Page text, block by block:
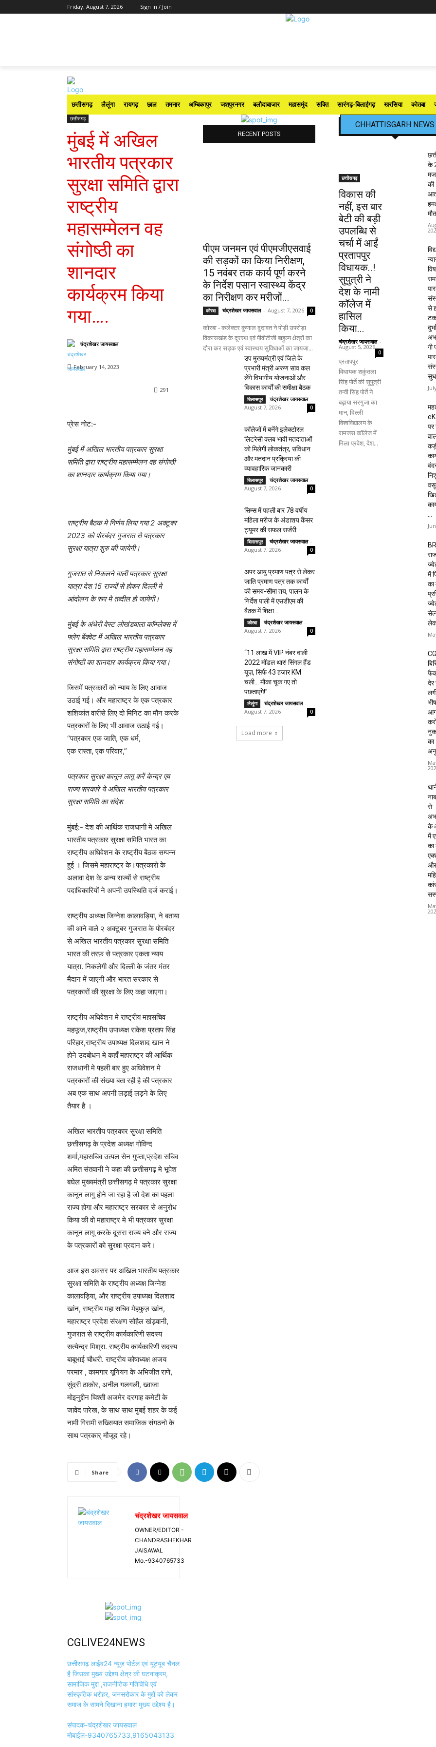
Friday, August 7, 2026 Sign in / Join
छत्तीसगढ़ लैलूंगा रायगढ़ छाल तमनार अम्बिकापुर जशपुरनगर बलौदाबाजार महासमुंद सक्ति सारंगढ़-बिलाईगढ़ खरसिया कोतबा
छत्तीसगढ़
मुंबई में अखिल
भारतीय पत्रकार
सुरक्षा समिति द्वारा
राष्ट्रीय
महासम्मेलन वह
संगोष्ठी का
शानदार
कार्यक्रम किया
गया….
चंद्रशेखर जायसवाल
February 14, 2023
291
प्रेस नोट:-
मुंबई में अखिल भारतीय पत्रकार सुरक्षा
समिति द्वारा राष्ट्रीय महासम्मेलन वह संगोष्ठी
का शानदार कार्यक्रम किया गया।
राष्ट्रीय बैठक मे निर्णय लिया गया 2 अक्टूबर
2023 को पोरबंदर गुजरात से पत्रकार
सुरक्षा यात्रा शुरु की जायेगी।
गुजरात से निकलने वाली पत्रकार सुरक्षा
यात्रा देश 15 राज्यों से होकर दिल्ली मे
आंदोलन के रूप मे तब्दील हो जायेगी।
मुंबई के अंधेरी वेस्ट लोखंडवाला कॉम्प्लेक्स में
फ्लेग बेंक्वेट में अखिल भारतीय पत्रकार
सुरक्षा समिति द्वारा राष्ट्रीय महासम्मेलन वह
संगोष्ठी का शानदार कार्यक्रम किया गया।
जिसमें पत्रकारों को न्याय के लिए आवाज
उठाई गई। और महाराष्ट्र के एक पत्रकार
शशिकांत वारीसे लिए दो मिनिट का मौन करके
पत्रकारों के लिए भी आवाज उठाई गई।
“पत्रकार एक जाति, एक धर्म,
एक रास्ता, एक परिवार,”
पत्रकार सुरक्षा कानून लागू करें केन्द्र एव
राज्य सरकारे ये अखिल भारतीय पत्रकार
सुरक्षा समिति का संदेश
मुंबई:- देश की आर्थिक राजधानी मे अखिल
भारतीय पत्रकार सुरक्षा समिति भारत का
राष्ट्रीय अधिवेशन के राष्ट्रीय बैठक सम्पन्न
हुई । जिसमे महाराष्ट्र के।पत्रकारो के
अलावा देश के अन्य राज्यों से राष्ट्रीय
पदाधिकारियों ने अपनी उपस्थिति दर्ज कराई।
राष्ट्रीय अध्यक्ष जिग्नेश कालावड़िया, ने बताया
की आने वाले २ अक्टूबर गुजरात के पोरबंदर
से अखिल भारतीय पत्रकार सुरक्षा समिति
भारत की तरफ़ से पत्रकार एकता न्याय
यात्रा. निकलेगी और दिल्ली के जंतर मंतर
मैदान में जाएगी और भारत सरकार से
पत्रकारों की सुरक्षा के लिए कहा जाएगा।
राष्ट्रीय अधिवेशन मे राष्ट्रीय महासचिव
महफूज,राष्ट्रीय उपाध्यक्ष राकेश प्रताप सिंह
परिहार,राष्ट्रीय उपाध्यक्ष दिलशाद खान ने
होने उदबोधन मे कहाँ महाराष्ट्र की आर्थिक
राजधानी मे पहली बार हुए अधिवेशन मे
पत्रकारों की संख्या बता रही है की पत्रकार
अब एक साथ अपनी लड़ाई लड़ने के लिए
तैयार है ।
अखिल भारतीय पत्रकार सुरक्षा समिति
छत्तीसगढ़ के प्रदेश अध्यक्ष गोविन्द
शर्मा,महासचिव उत्पल सेन गुप्त्ता,प्रदेश सचिव
अमित संतवानी ने कहा की छत्तीसगढ़ मे भूपेश
बघेल मुख्यमंत्री छत्तीसगढ़ मे पत्रकार सुरक्षा
कानून लागु होने जा रहा है जो देश का पहला
राज्य होगा और महाराष्ट्र सरकार से अनुरोध
किया की वो महाराष्ट्र मे भी पत्रकार सुरक्षा
कानून लागू करके दूसरा राज्य बने और राज्य
के पत्रकारों को सुरक्षा प्रदान करे।
आज इस अवसर पर अखिल भारतीय पत्रकार
सुरक्षा समिति के राष्ट्रीय अध्यक्ष जिग्नेश
कालावड़िया, और राष्ट्रीय उपाध्यक्ष दिलशाद
खांन, राष्ट्रीय महा सचिव मेहफुज़ खांन,
महाराष्ट्र प्रदेश संरक्षण सोहैल खंड़वानी,
गुजरात से राष्ट्रीय कार्यकारिणी सदस्य
सत्येन्द्र मिश्रा. राष्ट्रीय कार्यकारिणी सदस्य
बाबूभाई चौधरी. राष्ट्रीय कोषाध्यक्ष अजय
परमार , कामगार यूनियन के अभिजीत राणे,
सुंदरी ठाकोर, अनील गलगली, ख्वाजा
मोइनुद्दीन चिश्ती अजमेर दरगाह कमेटी के
जावेद पारेख, के साथ साथ मुंबई शहर के कई
नामी गिरामी सख्सियात समाजिक संगठनो के
साथ पत्रकार् मौजूद रहे।
Share
चंद्रशेखर जायसवाल
OWNER/EDITOR -
CHANDRASHEKHAR
JAISAWAL
Mo.-9340765733
CGLIVE24NEWS
छत्तीसगढ़ लाईव24 न्यूज़ पोर्टल एवं यूट्यूब चैनल
है जिसका मुख्य उद्देश्य क्षेत्र की घटनाक्रम,
सामाजिक मुद्दा ,राजनीतिक गतिविधि एवं
सांस्कृतिक धरोहर, जनसरोकार के मुद्दों को लेकर
समाज के सामने दिखाना हमारा मुख्य उद्देश्य है।
संपादक-चंद्रशेखर जायसवाल
मोबाईल-9340765733,9165043133
RECENT POSTS
पीएम जनमन एवं पीएमजीएसवाई
की सड़कों का किया निरीक्षण,
15 नवंबर तक कार्य पूर्ण करने
के निर्देश पसान स्वास्थ्य केंद्र
का निरीक्षण कर मरीजों...
कोरबा चंद्रशेखर जायसवाल - August 7, 2026 0
कोरबा - कलेक्टर कुणाल दुदावत ने पोड़ी उपरोड़ा
विकासखंड के दूरस्थ एवं पीवीटीजी बाहुल्य क्षेत्रों का
दौरा कर सड़क एवं स्वास्थय सुविधाओं का जायजा...
उप मुख्यमंत्री एवं जिले के
प्रभारी मंत्री अरुण साव कल
लेंगे विभागीय योजनाओं और
विकास कार्यों की समीक्षा बैठक
बिलासपुर चंद्रशेखर जायसवाल -
August 7, 2026
0
कॉलेजों में बनेंगे इलेक्टोरल
लिटरेसी क्लब भावी मतदाताओं
को मिलेगी लोकतंत्र, संविधान
और मतदान प्रक्रिया की
व्यावहारिक जानकारी
बिलासपुर चंद्रशेखर जायसवाल -
August 7, 2026
0
सिम्स में पहली बार 78 वर्षीय
महिला मरीज के अंडाशय कैंसर
ट्यूमर की सफल सर्जरी
बिलासपुर चंद्रशेखर जायसवाल -
August 7, 2026
0
अपर आयु प्रमाण पत्र से लेकर
जाति प्रमाण पत्र तक कार्यों
की समय-सीमा तय, पालन के
निर्देश पाली में एसडीएम की
बैठक में शिक्षा...
कोरबा चंद्रशेखर जायसवाल -
August 7, 2026
0
“11 लाख में VIP नंबर वाली
2022 मॉडल थार! सिंगल हैंड
यूज़, सिर्फ 43 हजार KM
चली… मौका चूक गए तो
पछताएंगे!”
लैलूंगा चंद्रशेखर जायसवाल -
August 7, 2026
0
Load more
CHHATTISGARH NEWS
छत्तीसगढ़
विकास की
नहीं, इस बार
बेटी की बड़ी
उपलब्धि से
चर्चा में आईं
प्रतापपुर
विधायक..!
सुपुत्री ने
देश के नामी
कॉलेज में
हासिल
किया...
चंद्रशेखर जायसवाल -
August 5, 2026
0
प्रतापपुर
विधायक शकुंतला
सिंह पोर्ते की सुपुत्री
तन्वी सिंह पोर्ते ने
बढ़ाया सरगुजा का
मान, दिल्ली
विश्वविद्यालय के
रामजस कॉलेज में
मिला प्रवेश, देश...
के
की
से
गी
में
का
देर
का
से
के
में
का
और